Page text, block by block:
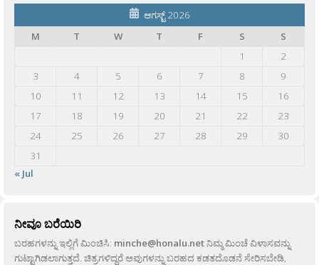
ಆಗಸ್ಟ್ 2026
M
T W T F S
S
1
2
3
4 5 6 7 8
9
10
11 12 13 14 15
16
17
18 19 20 21 22
23
24
25 26 27 28 29
30
31
« Jul
ನೀವೂ ಬರೆಯಿರಿ
ಬರಹಗಳನ್ನು ಇಲ್ಲಿಗೆ ಮಿಂಚಿಸಿ: minche@honalu.netನಿಮ್ಮ ಮಿಂಚೆ ವಿಳಾಸವನ್ನು
ಗುಟ್ಟಾಗಿಡಲಾಗುತ್ತದೆ. ಚಿತ್ರಗಳಿದ್ದರೆ ಅವುಗಳನ್ನು ಬರಹದ ಕಡತದೊಡನೆ ಸೇರಿಸಬೇಡಿ,